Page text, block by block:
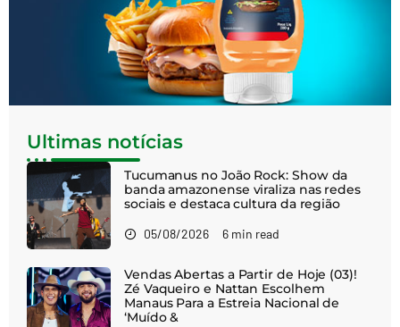
Ultimas notícias
Tucumanus no João Rock: Show da
banda amazonense viraliza nas redes
sociais e destaca cultura da região
05/08/2026 6 min read
Vendas Abertas a Partir de Hoje (03)!
Zé Vaqueiro e Nattan Escolhem
Manaus Para a Estreia Nacional de
‘Muído &